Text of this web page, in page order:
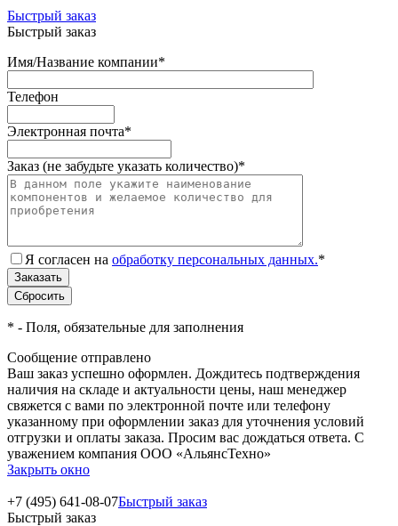
Быстрый заказ
Быстрый заказ
Имя/Название компании*
Телефон
Электронная почта*
Заказ (не забудьте указать количество)*
Я согласен на обработку персональных данных.*
* - Поля, обязательные для заполнения
Сообщение отправлено
Ваш заказ успешно оформлен. Дождитесь подтверждения
наличия на складе и актуальности цены, наш менеджер
свяжется с вами по электронной почте или телефону
указанному при оформлении заказ для уточнения условий
отгрузки и оплаты заказа. Просим вас дождаться ответа. С
уважением компания ООО «АльянсТехно»
Закрыть окно
+7 (495) 641-08-07Быстрый заказ
Быстрый заказ